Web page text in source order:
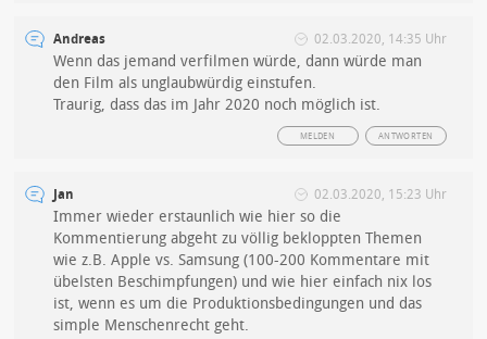
Andreas 02.03.2020, 14:35 Uhr
Wenn das jemand verfilmen würde, dann würde man
den Film als unglaubwürdig einstufen.
Traurig, dass das im Jahr 2020 noch möglich ist.
ANTWORTEN
MELDEN
Jan 02.03.2020, 15:23 Uhr
Immer wieder erstaunlich wie hier so die
Kommentierung abgeht zu völlig bekloppten Themen
wie z.B. Apple vs. Samsung (100-200 Kommentare mit
übelsten Beschimpfungen) und wie hier einfach nix los
ist, wenn es um die Produktionsbedingungen und das
simple Menschenrecht geht.